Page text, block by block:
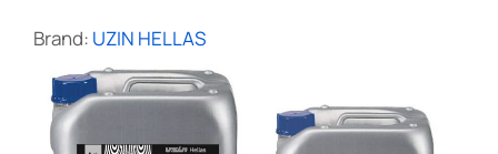
Brand: UZIN HELLAS